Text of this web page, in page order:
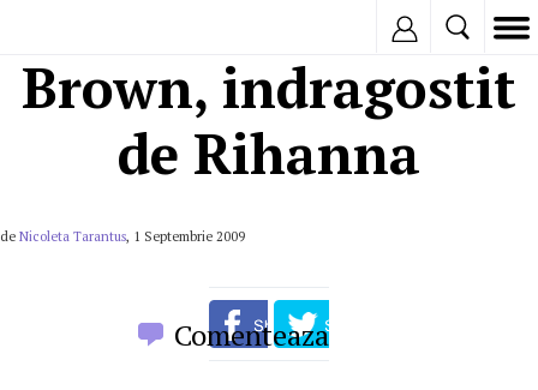
Brown, indragostit
de Rihanna
de Nicoleta Tarantus, 1 Septembrie 2009
Comenteaza